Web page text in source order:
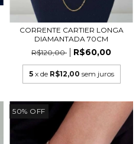
CORRENTE CARTIER LONGA
DIAMANTADA 70CM
R$120,00
R$60,00
5 x de R$12,00 sem juros
50% OFF